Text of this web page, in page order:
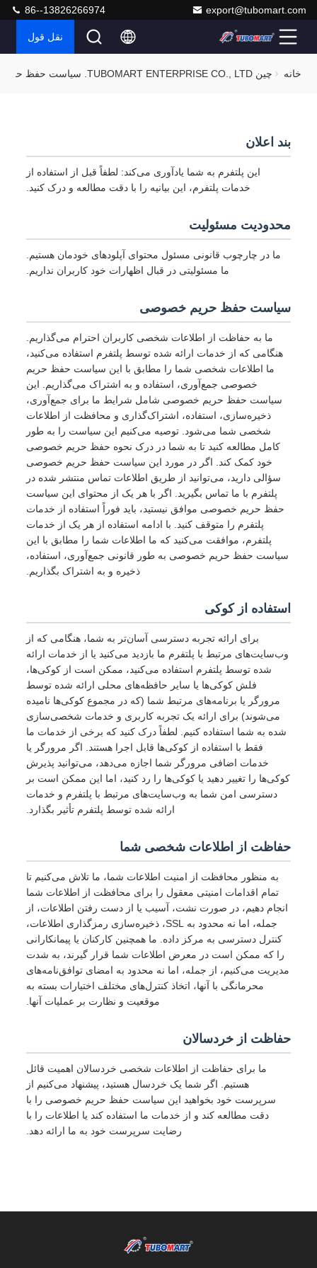
export@tubomart.com
86--13826266974
نقل قول
خانه چین TUBOMART ENTERPRISE CO., LTD. سیاست حفظ حریم خصوصی
بند اعلان
این پلتفرم به شما یادآوری می‌کند: لطفاً قبل از استفاده از
خدمات پلتفرم، این بیانیه را با دقت مطالعه و درک کنید.
محدودیت مسئولیت
ما در چارچوب قانونی مسئول محتوای آپلودهای خودمان هستیم.
ما مسئولیتی در قبال اظهارات خود کاربران نداریم.
سیاست حفظ حریم خصوصی
ما به حفاظت از اطلاعات شخصی کاربران احترام می‌گذاریم.
هنگامی که از خدمات ارائه شده توسط پلتفرم استفاده می‌کنید،
ما اطلاعات شخصی شما را مطابق با این سیاست حفظ حریم
خصوصی جمع‌آوری، استفاده و به اشتراک می‌گذاریم. این
سیاست حفظ حریم خصوصی شامل شرایط ما برای جمع‌آوری،
ذخیره‌سازی، استفاده، اشتراک‌گذاری و محافظت از اطلاعات
شخصی شما می‌شود. توصیه می‌کنیم این سیاست را به طور
کامل مطالعه کنید تا به شما در درک نحوه حفظ حریم خصوصی
خود کمک کند. اگر در مورد این سیاست حفظ حریم خصوصی
سؤالی دارید، می‌توانید از طریق اطلاعات تماس منتشر شده در
پلتفرم با ما تماس بگیرید. اگر با هر یک از محتوای این سیاست
حفظ حریم خصوصی موافق نیستید، باید فوراً استفاده از خدمات
پلتفرم را متوقف کنید. با ادامه استفاده از هر یک از خدمات
پلتفرم، موافقت می‌کنید که ما اطلاعات شما را مطابق با این
سیاست حفظ حریم خصوصی به طور قانونی جمع‌آوری، استفاده،
ذخیره و به اشتراک بگذاریم.
استفاده از کوکی
برای ارائه تجربه دسترسی آسان‌تر به شما، هنگامی که از
وب‌سایت‌های مرتبط با پلتفرم ما بازدید می‌کنید یا از خدمات ارائه
شده توسط پلتفرم استفاده می‌کنید، ممکن است از کوکی‌ها،
فلش کوکی‌ها یا سایر حافظه‌های محلی ارائه شده توسط
مرورگر یا برنامه‌های مرتبط شما (که در مجموع کوکی‌ها نامیده
می‌شوند) برای ارائه یک تجربه کاربری و خدمات شخصی‌سازی
شده به شما استفاده کنیم. لطفاً درک کنید که برخی از خدمات ما
فقط با استفاده از کوکی‌ها قابل اجرا هستند. اگر مرورگر یا
خدمات اضافی مرورگر شما اجازه می‌دهد، می‌توانید پذیرش
کوکی‌ها را تغییر دهید یا کوکی‌ها را رد کنید، اما این ممکن است بر
دسترسی امن شما به وب‌سایت‌های مرتبط با پلتفرم و خدمات
ارائه شده توسط پلتفرم تأثیر بگذارد.
حفاظت از اطلاعات شخصی شما
به منظور محافظت از امنیت اطلاعات شما، ما تلاش می‌کنیم تا
تمام اقدامات امنیتی معقول را برای محافظت از اطلاعات شما
انجام دهیم، در صورت نشت، آسیب یا از دست رفتن اطلاعات، از
جمله، اما نه محدود به SSL، ذخیره‌سازی رمزگذاری اطلاعات،
کنترل دسترسی به مرکز داده. ما همچنین کارکنان یا پیمانکارانی
را که ممکن است در معرض اطلاعات شما قرار گیرند، به شدت
مدیریت می‌کنیم، از جمله، اما نه محدود به امضای توافق‌نامه‌های
محرمانگی با آنها، اتخاذ کنترل‌های مختلف اختیارات بسته به
موقعیت و نظارت بر عملیات آنها.
حفاظت از خردسالان
ما برای حفاظت از اطلاعات شخصی خردسالان اهمیت قائل
هستیم. اگر شما یک خردسال هستید، پیشنهاد می‌کنیم از
سرپرست خود بخواهید این سیاست حفظ حریم خصوصی را با
دقت مطالعه کند و از خدمات ما استفاده کند یا اطلاعات را با
رضایت سرپرست خود به ما ارائه دهد.